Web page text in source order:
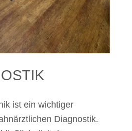
ist ein wichtiger
Diagnostik.